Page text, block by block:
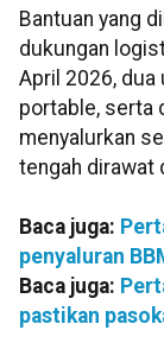
Bantuan yang
dukungan
April 2026, dua
portable, serta
menyalurkan
tengah dirawat
Baca juga:
penyaluran
Baca juga:
pastikan